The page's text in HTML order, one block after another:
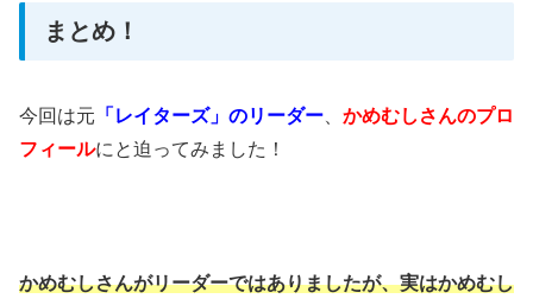
まとめ！
今回は元 「レイターズ」のリーダー
かめむしさんのプロ
フィールにと迫ってみました！
かめむしさんがリーダーではありましたが、実はかめむし